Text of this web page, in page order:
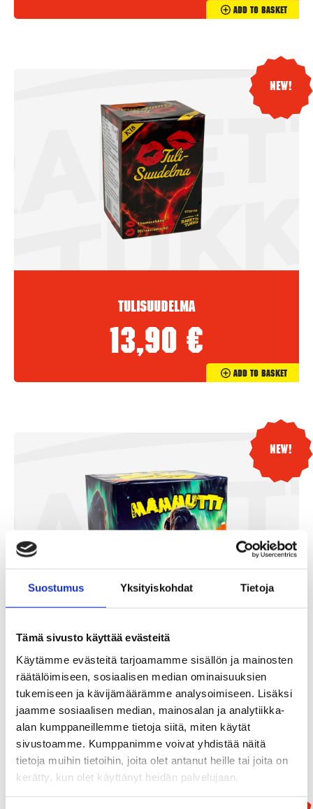
Suostumus Yksityiskohdat Tietoja
Tämä sivusto käyttää evästeitä
Käytämme evästeitä tarjoamamme sisällön ja mainosten
räätälöimiseen, sosiaalisen median ominaisuuksien
tukemiseen ja kävijämäärämme analysoimiseen. Lisäksi
jaamme sosiaalisen median, mainosalan ja analytiikka-
alan kumppaneillemme tietoja siitä, miten käytät
sivustoamme. Kumppanimme voivat yhdistää näitä
tietoja muihin tietoihin, joita olet antanut heille tai joita on
kerätty, kun olet käyttänyt heidän palvelujaan.
Add To Basket
New!
Tulisuudelma
13,90 €
Add To Basket
New!
Mammutti
99,90€